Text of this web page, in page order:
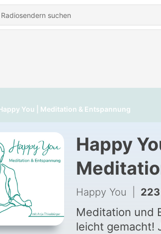
You | Meditation & Entspannung
Happy
Happy You 223 - #220
Meditation und
leicht gemacht!